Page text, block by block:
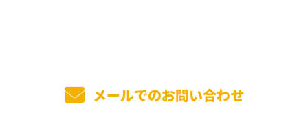
メールでのお問い合わせ